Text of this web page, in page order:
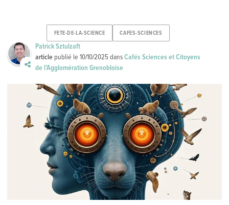
FETE-DE-LA-SCIENCE CAFES-SCIENCES
Patrick Sztulzaft
article publié le10/10/2025dansCafés Sciences et Citoyens
de l'Agglomération Grenobloise